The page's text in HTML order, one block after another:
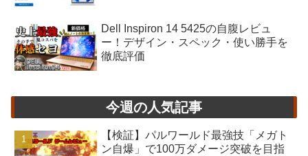
Dell Inspiron 14 5425の自腹レビュ
ー！デザイン・スペック・使い勝手を
徹底評価
今週の人気記事
【検証】パルワールド最強技「メガト
ン自爆」で100万ダメージ突破を目指